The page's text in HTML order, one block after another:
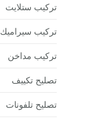
تركيب ستلايت
تركيب سيراميك
تركيب مداخن
تصليح تكييف
تصليح تلفونات